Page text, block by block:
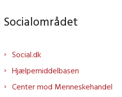
Socialområdet
Social.dk
Hjælpemiddelbasen
Center mod Menneskehandel